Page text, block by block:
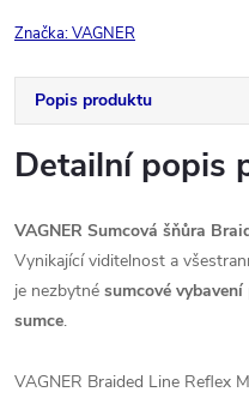
Značka:VAGNER
Popis produktu
Detailní popis
VAGNER Sumcová šňůra
Vynikající viditelnost a
je nezbytné sumcové vybavení
sumce.
VAGNER Braided Line Reflex